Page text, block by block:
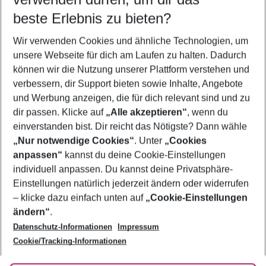
5-8 Nächte
2 Erwachsene Keine Kinder
Mehr Filter anzeigen
Footer
Footer navigation
Über uns
AGB
Bestpreisgarantie
Cookie-Einstellungen ändern
Cookie-Richtlinie
Agenturbetreuung
Barrierefreies Reisen
Folge uns
beste Erlebnis zu bieten?
Wir verwenden Cookies und ähnliche Technologien, um
unsere Webseite für dich am Laufen zu halten. Dadurch
können wir die Nutzung unserer Plattform verstehen und
verbessern, dir Support bieten sowie Inhalte, Angebote
und Werbung anzeigen, die für dich relevant sind und zu
dir passen. Klicke auf „Alle akzeptieren“, wenn du
einverstanden bist. Dir reicht das Nötigste? Dann wähle
„Nur notwendige Cookies“. Unter „Cookies
anpassen“ kannst du deine Cookie-Einstellungen
individuell anpassen. Du kannst deine Privatsphäre-
Einstellungen natürlich jederzeit ändern oder widerrufen
– klicke dazu einfach unten auf „Cookie-Einstellungen
ändern“.
Datenschutz-Informationen
Impressum
Cookie/Tracking-Informationen